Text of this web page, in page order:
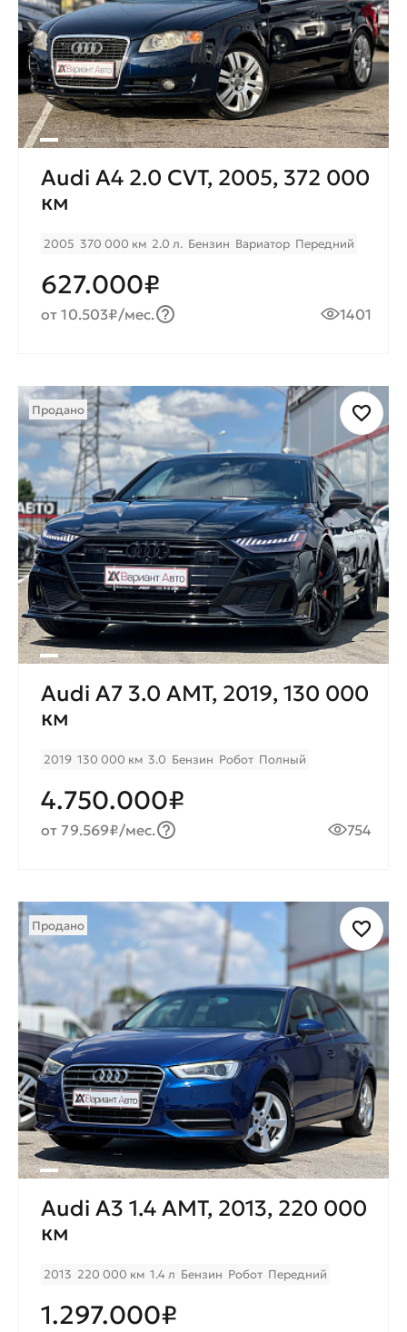
Audi A4 2.0 CVT, 2005, 372 000
км
2005 370 000 км 2.0 л. Бензин Вариатор Передний
627.000₽
от 10.503₽/мес. 1401
Продано
Audi A7 3.0 AMT, 2019, 130 000
км
2019 130 000 км 3.0 Бензин Робот Полный
4.750.000₽
от 79.569₽/мес. 754
Продано
Audi A3 1.4 AMT, 2013, 220 000
км
2013 220 000 км 1.4 л Бензин Робот Передний
1.297.000₽